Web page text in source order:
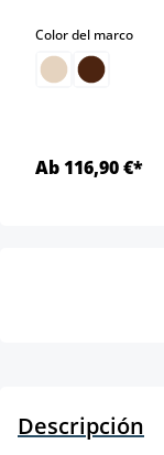
Color del marcoselect
Ab 116,90 €*
Descripción